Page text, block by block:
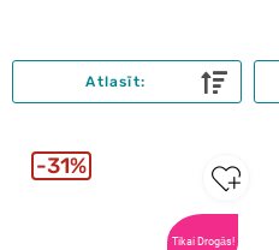
Atlasīt:
Tikai Drogās!
31%